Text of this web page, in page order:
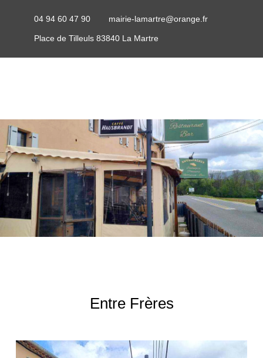
04 94 60 47 90 mairie-lamartre@orange.fr
Place de Tilleuls 83840 La Martre
Entre Frères